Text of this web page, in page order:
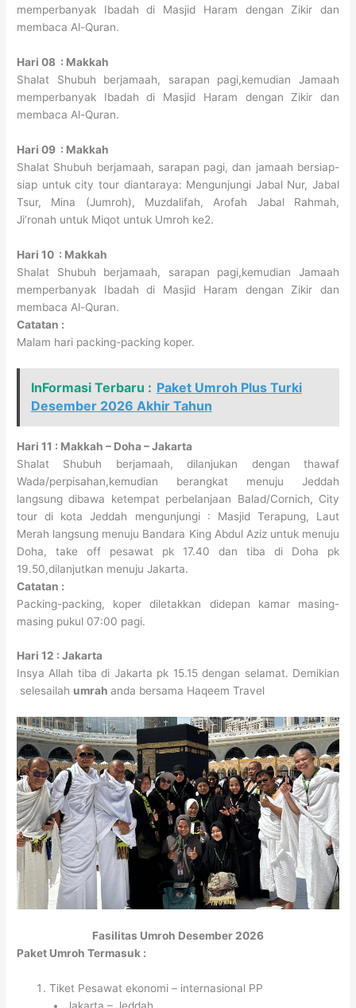
memperbanyak Ibadah di Masjid Haram dengan Zikir dan
membaca Al-Quran.
Hari 08 : Makkah
Shalat Shubuh berjamaah, sarapan pagi,kemudian Jamaah
memperbanyak Ibadah di Masjid Haram dengan Zikir dan
membaca Al-Quran.
Hari 09 : Makkah
Shalat Shubuh berjamaah, sarapan pagi, dan jamaah bersiap-
siap untuk city tour diantaraya: Mengunjungi Jabal Nur, Jabal
Tsur, Mina (Jumroh), Muzdalifah, Arofah Jabal Rahmah,
Ji’ronah untuk Miqot untuk Umroh ke2.
Hari 10 : Makkah
Shalat Shubuh berjamaah, sarapan pagi,kemudian Jamaah
memperbanyak Ibadah di Masjid Haram dengan Zikir dan
membaca Al-Quran.
Catatan :
Malam hari packing-packing koper.
InFormasi Terbaru : Paket Umroh Plus Turki
Desember 2026 Akhir Tahun
Hari 11 : Makkah – Doha – Jakarta
Shalat Shubuh berjamaah, dilanjukan dengan thawaf
Wada/perpisahan,kemudian berangkat menuju Jeddah
langsung dibawa ketempat perbelanjaan Balad/Cornich, City
tour di kota Jeddah mengunjungi : Masjid Terapung, Laut
Merah langsung menuju Bandara King Abdul Aziz untuk menuju
Doha, take off pesawat pk 17.40 dan tiba di Doha pk
19.50,dilanjutkan menuju Jakarta.
Catatan :
Packing-packing, koper diletakkan didepan kamar masing-
masing pukul 07:00 pagi.
Hari 12 : Jakarta
Insya Allah tiba di Jakarta pk 15.15 dengan selamat. Demikian
selesailah umrahanda bersama Haqeem Travel
Fasilitas Umroh Desember 2026
Paket Umroh Termasuk :
Tiket Pesawat ekonomi – internasional PP